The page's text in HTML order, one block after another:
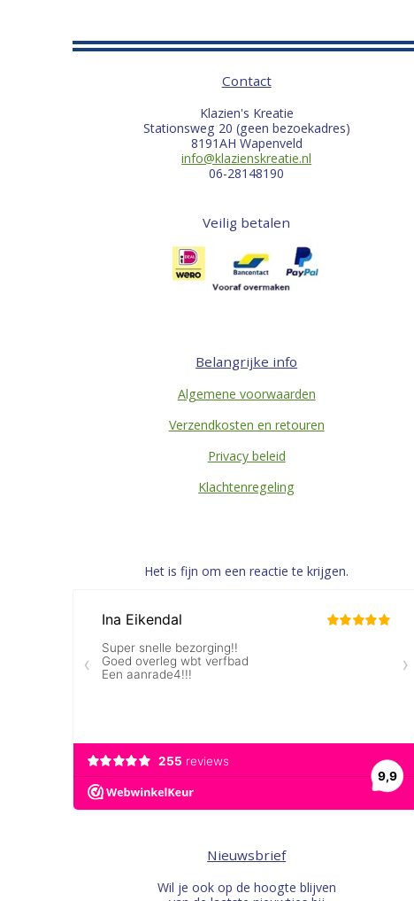
Contact
Klazien's Kreatie
Stationsweg 20 (geen bezoekadres)
8191AH Wapenveld
info@klazienskreatie.nl
06-28148190
Veilig betalen
Belangrijke info
Algemene voorwaarden
Verzendkosten en retouren
Privacy beleid
Klachtenregeling
Het is fijn om een reactie te krijgen.
Nieuwsbrief
Wil je ook op de hoogte blijven